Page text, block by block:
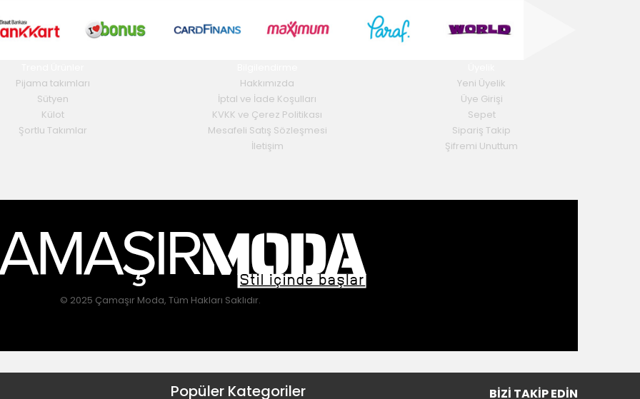
Pijama takımları
Sütyen
Külot
Şortlu Takımlar
Hakkımızda
İptal ve İade Koşulları
KVKK ve Çerez Politikası
Mesafeli Satış Sözleşmesi
İletişim
Yeni Üyelik
Üye Girişi
Sepet
Sipariş Takip
Şifremi Unuttum
© 2025 Çamaşır Moda, Tüm Hakları Saklıdır.
Popüler Kategoriler BIZI TAKIP EDIN